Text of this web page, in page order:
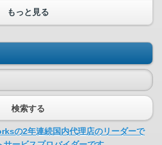
もっと見る
検索する